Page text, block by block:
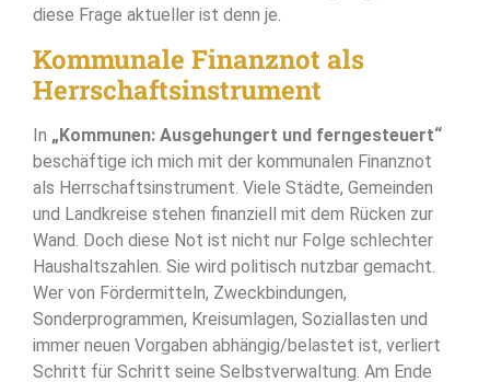
diese Frage aktueller ist denn je.
Kommunale Finanznot als
Herrschaftsinstrument
In „Kommunen: Ausgehungert und ferngesteuert“
beschäftige ich mich mit der kommunalen Finanznot
als Herrschaftsinstrument. Viele Städte, Gemeinden
und Landkreise stehen finanziell mit dem Rücken zur
Wand. Doch diese Not ist nicht nur Folge schlechter
Haushaltszahlen. Sie wird politisch nutzbar gemacht.
Wer von Fördermitteln, Zweckbindungen,
Sonderprogrammen, Kreisumlagen, Soziallasten und
immer neuen Vorgaben abhängig/belastet ist, verliert
Schritt für Schritt seine Selbstverwaltung. Am Ende